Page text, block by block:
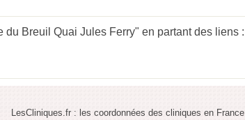
Breuil Quai Jules Ferry" en partant des liens :
LesCliniques.fr : les coordonnées des cliniques en France